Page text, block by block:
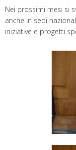
Nei prossimi mesi si
anche in sedi
iniziative e progetti